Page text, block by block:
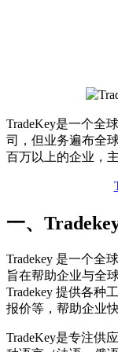
TradeKey是一个全
司，但业务遍布全
百万以上的企业，
一、
Tradekey 是一个全
旨在帮助企业与全
Tradekey 提供各种
报价等，帮助企业
TradeKey是专注供